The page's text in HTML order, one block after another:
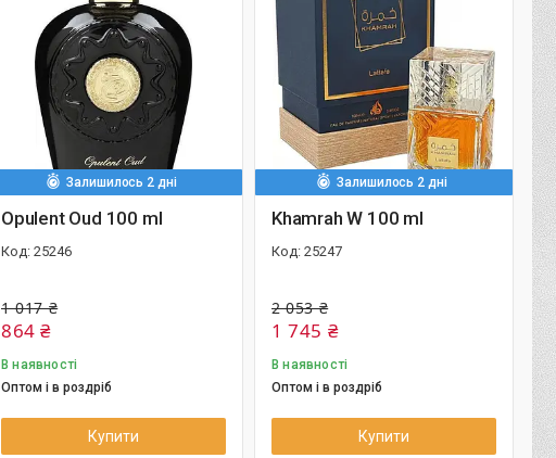
Залишилось 2 дні
Opulent Oud 100 ml
25246
1 017 ₴
864 ₴
В наявності
Оптом і в роздріб
Купити
Залишилось 2 дні
Khamrah W 100 ml
25247
2 053 ₴
1 745 ₴
В наявності
Оптом і в роздріб
Купити